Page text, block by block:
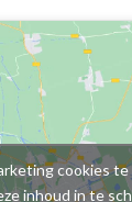
cookies
inhoud in te